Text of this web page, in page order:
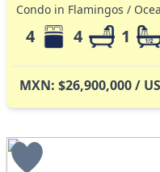
Condo in Flamingos /
4 4 1
MXN: $26,900,000 /